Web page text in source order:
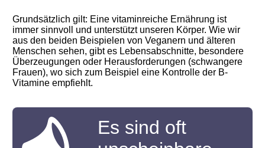
Grundsätzlich gilt: Eine vitaminreiche Ernährung ist
immer sinnvoll und unterstützt unseren Körper. Wie wir
aus den beiden Beispielen von Veganern und älteren
Menschen sehen, gibt es Lebensabschnitte, besondere
Überzeugungen oder Herausforderungen (schwangere
Frauen), wo sich zum Beispiel eine Kontrolle der B-
Vitamine empfiehlt.
Es sind oft